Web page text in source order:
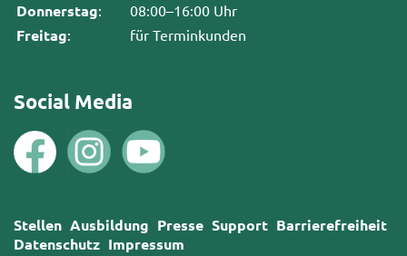
Donnerstag: 08:00–16:00 Uhr
Freitag: für Terminkunden
Social Media
Stellen Ausbildung Presse Support Barrierefreiheit
Datenschutz Impressum